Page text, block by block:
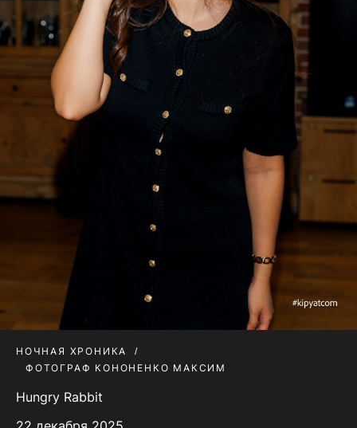
НОЧНАЯ ХРОНИКА
ФОТОГРАФ КОНОНЕНКО МАКСИМ
Hungry Rabbit